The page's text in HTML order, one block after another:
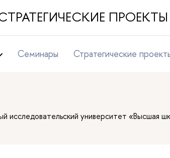
Семинары Стратегические
исследовательский университет «Высшая